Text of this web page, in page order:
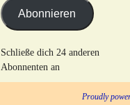
Abonnieren
Schließe dich 24 anderen
Abonnenten an
Proudly